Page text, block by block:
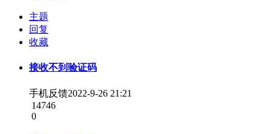
主题
回复
收藏
接收不到验证码
手机反馈2022-9-26 21:21
14746
0